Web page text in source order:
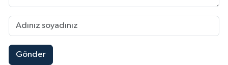
Gönder